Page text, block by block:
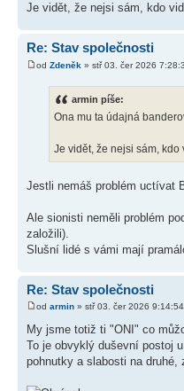
Je vidět, že nejsi sám, kdo
Re: Stav společnosti
od Zdeněk » stř 03. čer 2026
armin píše:
Ona mu ta údajná
Je vidět, že nejsi sám,
Jestli nemáš problém uctívat
Ale sionisti neměli problém
založili).
Slušní lidé s vámi mají
Re: Stav společnosti
od armin » stř 03. čer 2026 9:14:54
My jsme totiž ti "ONI" co
To je obvyklý duševní postoj
pohnutky a slabosti na druhé,